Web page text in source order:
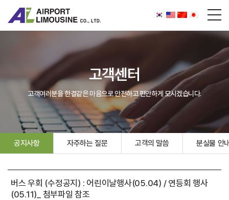
고객센터
고객여러분을 한결같은 마음으로 안전하고 편안하게 모시겠습니다.
공지사항 자주하는 질문 고객의 말씀 분실물 안
버스 우회 (수정공지) : 어린이날행사(05.04) / 연등회 행사
(05.11)_ 첨부파일 참조